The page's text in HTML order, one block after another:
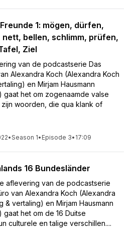
1: mögen, dürfen,
bellen, schlimm, prüfen,
Ziel
van de podcastserie Das
Alexandra Koch (Alexandra Koch
en Mirjam Hausmann
gaat het om zogenaamde valse
zijn woorden, die qua klank of
•Season 1• Episode 3• 17:09
16 Bundesländer
aflevering van de podcastserie
van Alexandra Koch (Alexandra
& vertaling) en Mirjam Hausmann
gaat het om de 16 Duitse
culturele en talige verschillen....